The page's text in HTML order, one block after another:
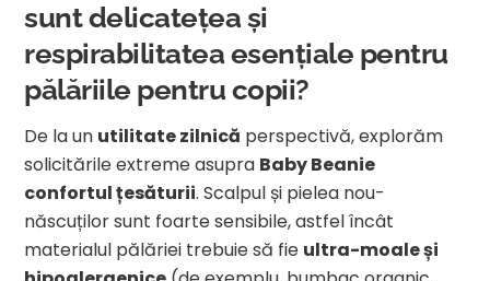
sunt delicatețea și
respirabilitatea esențiale pentru
pălăriile pentru copii?
De la un utilitate zilnică perspectivă, explorăm
solicitările extreme asupra Baby Beanie
confortul țesăturii. Scalpul și pielea nou-
născuților sunt foarte sensibile, astfel încât
materialul pălăriei trebuie să fie ultra-moale și